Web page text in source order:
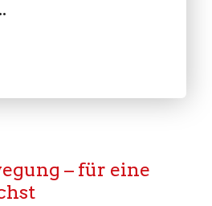
– für eine